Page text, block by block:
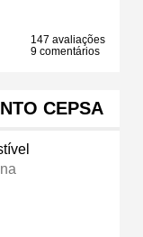
147 avaliações
9 comentários
CEPSA